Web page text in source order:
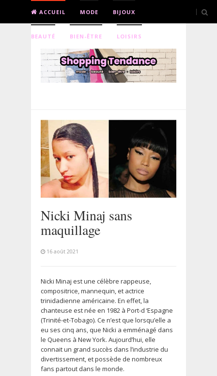
ACCUEIL MODE BIJOUX
BEAUTÉ BIEN-ÊTRE LOISIRS
Nicki Minaj sans
maquillage
16 août 2021
Nicki Minaj est une célèbre rappeuse,
compositrice, mannequin, et actrice
trinidadienne américaine. En effet, la
chanteuse est née en 1982 à Port-d ‘Espagne
(Trinité-et-Tobago). Ce n’est que lorsqu’elle a
eu ses cinq ans, que Nicki a emménagé dans
le Queens à New York. Aujourd’hui, elle
connait un grand succès dans l’industrie du
divertissement, et possède de nombreux
fans partout dans le monde.